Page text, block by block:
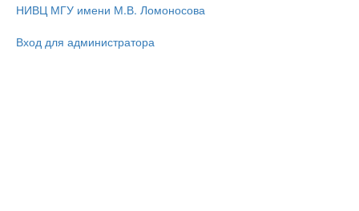
НИВЦ МГУ имени М.В. Ломоносова
Вход для администратора